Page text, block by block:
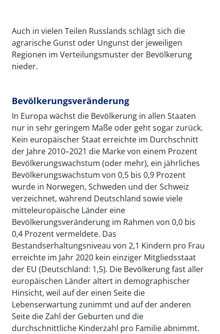
Auch in vielen Teilen Russlands schlägt sich die
agrarische Gunst oder Ungunst der jeweiligen
Regionen im Verteilungsmuster der Bevölkerung
nieder.
Bevölkerungsveränderung
In Europa wächst die Bevölkerung in allen Staaten
nur in sehr geringem Maße oder geht sogar zurück.
Kein europäischer Staat erreichte im Durchschnitt
der Jahre 2010–2021 die Marke von einem Prozent
Bevölkerungswachstum (oder mehr), ein jährliches
Bevölkerungswachstum von 0,5 bis 0,9 Prozent
wurde in Norwegen, Schweden und der Schweiz
verzeichnet, während Deutschland sowie viele
mitteleuropäische Länder eine
Bevölkerungsveränderung im Rahmen von 0,0 bis
0,4 Prozent vermeldete. Das
Bestandserhaltungsniveau von 2,1 Kindern pro Frau
erreichte im Jahr 2020 kein einziger Mitgliedsstaat
der EU (Deutschland: 1,5). Die Bevölkerung fast aller
europäischen Länder altert in demographischer
Hinsicht, weil auf der einen Seite die
Lebenserwartung zunimmt und auf der anderen
Seite die Zahl der Geburten und die
durchschnittliche Kinderzahl pro Familie abnimmt.